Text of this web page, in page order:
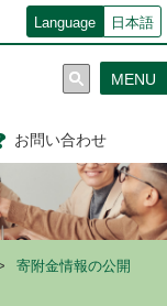
Language 日本語
お問い合わせ
MENU
寄附金情報の公開